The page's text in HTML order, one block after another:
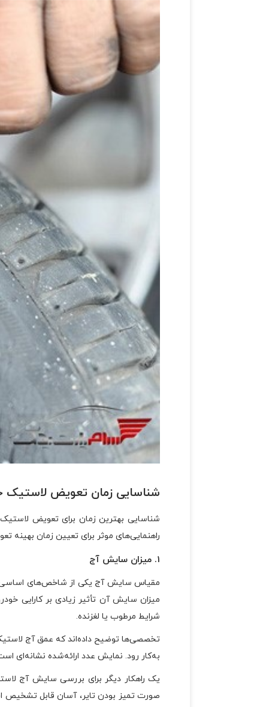
شناسایی زمان تعویض لاستیک
شناسایی بهترین زمان برای تعویض
راهنمایی‌های موثر برای تعیین زمان بهینه
1. میزان سایش آج
مقیاس سایش آج یکی از شاخص‌های اساسی
میزان سایش آن تأثیر زیادی بر کارایی
شرایط مرطوب یا لغزنده.
به‌کار رود. نمایش عدد ارائه‌شده نشانه‌ای
یک راهکار دیگر برای بررسی سایش آج
صورت تمیز بودن تایر، آسان قابل